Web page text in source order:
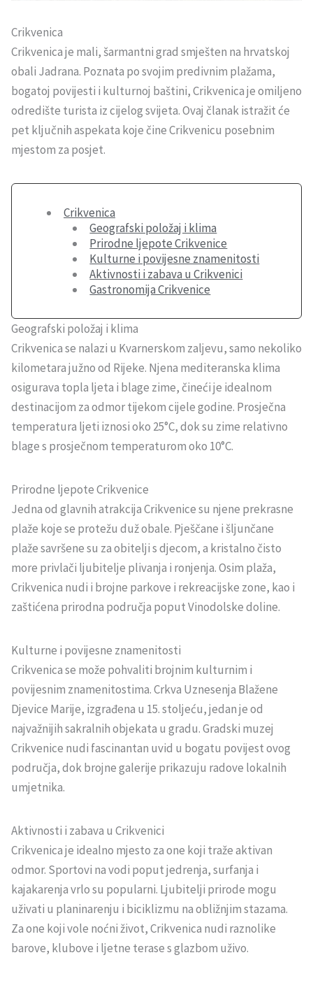
Crikvenica
Crikvenica je mali, šarmantni grad smješten na hrvatskoj
obali Jadrana. Poznata po svojim predivnim plažama,
bogatoj povijesti i kulturnoj baštini, Crikvenica je omiljeno
odredište turista iz cijelog svijeta. Ovaj članak istražit će
pet ključnih aspekata koje čine Crikvenicu posebnim
mjestom za posjet.
Crikvenica
Geografski položaj i klima
Prirodne ljepote Crikvenice
Kulturne i povijesne znamenitosti
Aktivnosti i zabava u Crikvenici
Gastronomija Crikvenice
Geografski položaj i klima
Crikvenica se nalazi u Kvarnerskom zaljevu, samo nekoliko
kilometara južno od Rijeke. Njena mediteranska klima
osigurava topla ljeta i blage zime, čineći je idealnom
destinacijom za odmor tijekom cijele godine. Prosječna
temperatura ljeti iznosi oko 25°C, dok su zime relativno
blage s prosječnom temperaturom oko 10°C.
Prirodne ljepote Crikvenice
Jedna od glavnih atrakcija Crikvenice su njene prekrasne
plaže koje se protežu duž obale. Pješčane i šljunčane
plaže savršene su za obitelji s djecom, a kristalno čisto
more privlači ljubitelje plivanja i ronjenja. Osim plaža,
Crikvenica nudi i brojne parkove i rekreacijske zone, kao i
zaštićena prirodna područja poput Vinodolske doline.
Kulturne i povijesne znamenitosti
Crikvenica se može pohvaliti brojnim kulturnim i
povijesnim znamenitostima. Crkva Uznesenja Blažene
Djevice Marije, izgrađena u 15. stoljeću, jedan je od
najvažnijih sakralnih objekata u gradu. Gradski muzej
Crikvenice nudi fascinantan uvid u bogatu povijest ovog
područja, dok brojne galerije prikazuju radove lokalnih
umjetnika.
Aktivnosti i zabava u Crikvenici
Crikvenica je idealno mjesto za one koji traže aktivan
odmor. Sportovi na vodi poput jedrenja, surfanja i
kajakarenja vrlo su popularni. Ljubitelji prirode mogu
uživati u planinarenju i biciklizmu na obližnjim stazama.
Za one koji vole noćni život, Crikvenica nudi raznolike
barove, klubove i ljetne terase s glazbom uživo.